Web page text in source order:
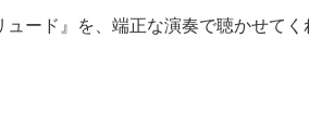
ード』を、端正な演奏で聴かせてく